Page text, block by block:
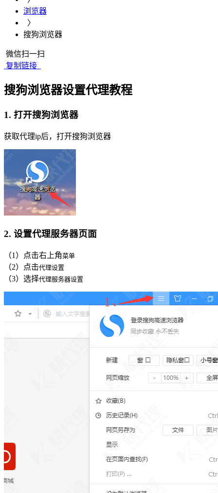
浏览器
〉
搜狗浏览器
微信扫一扫
复制链接
搜狗浏览器设置代理教程
1. 打开搜狗浏览器
获取代理ip后，打开搜狗浏览器
2. 设置代理服务器页面
（1）点击右上角菜单
（2）点击代理设置
（3）选择代理服务器设置